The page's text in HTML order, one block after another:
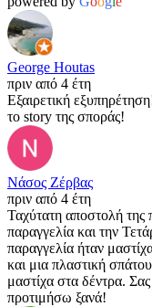
George Houtas
πριν από 4 έτη
Εξαιρετική
το story της σποράς!
Νάσος Ζέρβας
πριν από 4 έτη
Ταχύτατη αποστολή της
παραγγελία και την
παραγγελία ήταν
και μια πλαστική
μαστίχα στα δέντρα.
προτιμήσω ξανά!